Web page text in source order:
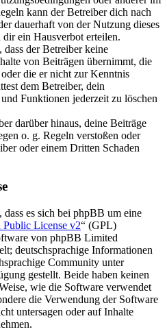
kann der Betreiber dich nach
dauerhaft von der Nutzung dieses
ein Hausverbot erteilen.
der Betreiber keine
von Beiträgen übernimmt, die
die er nicht zur Kenntnis
dem Betreiber, dein
Funktionen jederzeit zu löschen
darüber hinaus, deine Beiträge
o. g. Regeln verstoßen oder
oder einem Dritten Schaden
es sich bei phpBB um eine
License v2“ (GPL)
von phpBB Limited
deutschsprachige Informationen
Community unter
gestellt. Beide haben keinen
wie die Software verwendet
die Verwendung der Software
untersagen oder auf Inhalte